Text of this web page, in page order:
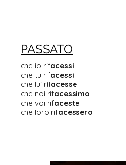
PASSATO
che io rifacessi
che tu rifacessi
che lui rifacesse
che noi rifacessimo
che voi rifaceste
che loro rifacessero